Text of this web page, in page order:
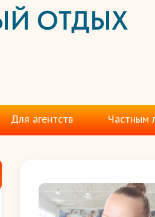
ОТДЫХ
Для агентств Частным